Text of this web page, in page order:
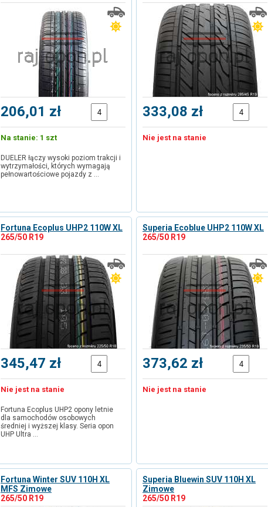
206,01 zł
Na stanie: 1 szt
DUELER łączy wysoki poziom trakcji i
wytrzymałości, których wymagają
pełnowartościowe pojazdy z …
333,08 zł
Nie jest na stanie
Fortuna Ecoplus UHP2 110W XL
265/50 R19
345,47 zł
Nie jest na stanie
Fortuna Ecoplus UHP2 opony letnie
dla samochodów osobowych
średniej i wyższej klasy. Seria opon
UHP Ultra …
Superia Ecoblue UHP2 110W XL
265/50 R19
373,62 zł
Nie jest na stanie
Fortuna Winter SUV 110H XL
MFS Zimowe
265/50 R19
Superia Bluewin SUV 110H XL
Zimowe
265/50 R19